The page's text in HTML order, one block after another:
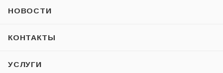
НОВОСТИ
КОНТАКТЫ
УСЛУГИ